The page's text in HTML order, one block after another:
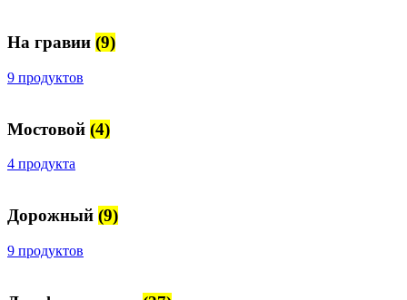
На гравии (9)
9 продуктов
Мостовой (4)
4 продукта
Дорожный (9)
9 продуктов